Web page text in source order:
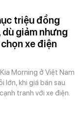
triệu đồng
giảm nhưng
xe điện
Morning ở Việt Nam
lớn, khi giá bán sau
tranh với xe điện.